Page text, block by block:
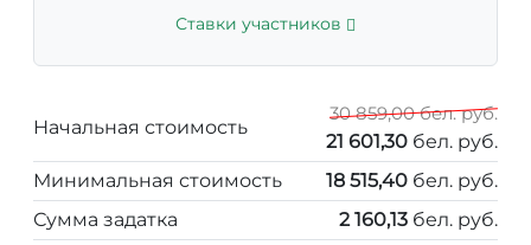
Ставки участников
Начальная стоимость
30 859,00 бел. руб.
21 601,30 бел. руб.
Минимальная стоимость
18 515,40 бел. руб.
Сумма задатка
2 160,13 бел. руб.